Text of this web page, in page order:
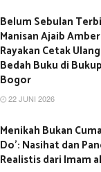
Belum Sebulan
Manisan Ajaib
Rayakan Cetak
Bedah Buku di
Bogor
22 JUNI 2026
Menikah Bukan
Do’: Nasihat dan
Realistis dari Imam